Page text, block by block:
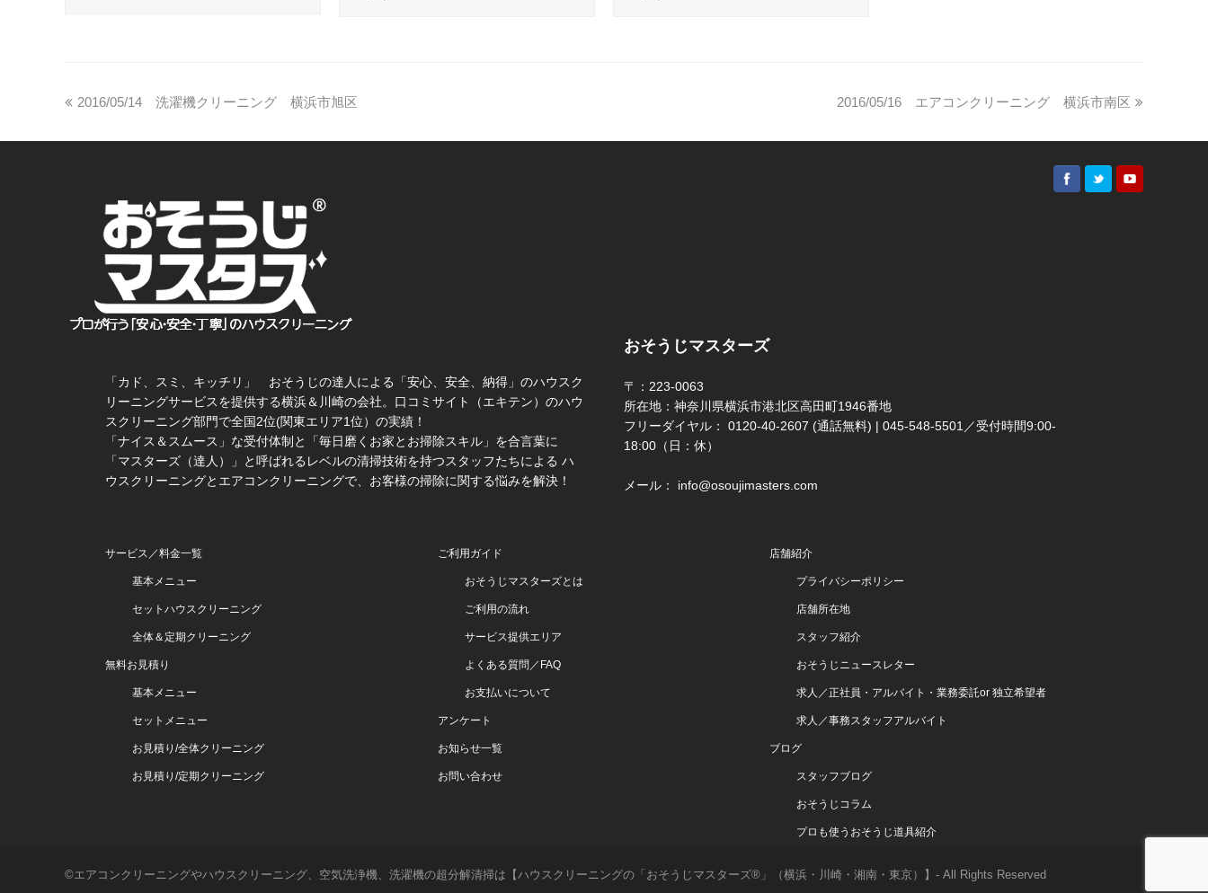
2016/05/14 洗濯機クリーニング 横浜市旭区 2016/05/16 エアコンクリーニング 横浜市南区
「カド、スミ、キッチリ」 おそうじの達人による「安心、安全、納得」のハウスク
リーニングサービスを提供する横浜＆川崎の会社。口コミサイト（エキテン）のハウ
スクリーニング部門で全国2位(関東エリア1位）の実績！
「ナイス＆スムース」な受付体制と「毎日磨くお家とお掃除スキル」を合言葉に
「マスターズ（達人）」と呼ばれるレベルの清掃技術を持つスタッフたちによる ハ
ウスクリーニングとエアコンクリーニングで、お客様の掃除に関する悩みを解決！
おそうじマスターズ
〒：223-0063
所在地：神奈川県横浜市港北区高田町1946番地
フリーダイヤル： 0120-40-2607 (通話無料) | 045-548-5501／受付時間9:00-
18:00（日：休）
メール： info@osoujimasters.com
サービス／料金一覧
基本メニュー
セットハウスクリーニング
全体＆定期クリーニング
無料お見積り
基本メニュー
セットメニュー
お見積り/全体クリーニング
お見積り/定期クリーニング
ご利用ガイド
おそうじマスターズとは
ご利用の流れ
サービス提供エリア
よくある質問／FAQ
お支払いについて
アンケート
お知らせ一覧
お問い合わせ
店舗紹介
プライバシーポリシー
店舗所在地
スタッフ紹介
おそうじニュースレター
求人／正社員・アルバイト・業務委託or 独立希望者
求人／事務スタッフアルバイト
ブログ
スタッフブログ
おそうじコラム
プロも使うおそうじ道具紹介
©エアコンクリーニングやハウスクリーニング、空気洗浄機、洗濯機の超分解清掃は【ハウスクリーニングの「おそうじマスターズ®」（横浜・川崎・湘南・東京）】- All Rights Reserved